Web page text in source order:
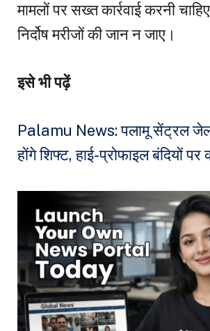
मामलों पर सख्त कार्रवाई करनी
निर्दोष मरीजों की जान न जाए।
इसे भी पढ़ें
Palamu News: पलामू सेंट्रल
होंगे शिफ्ट, हाई-प्रोफाइल बंदियों